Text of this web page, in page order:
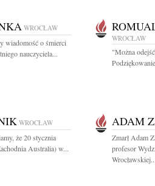
WROCŁAW
wiadomość o śmierci
nauczyciela...
WROCŁAW
"Można
WROCŁAW
że 20 stycznia
Australia) w...
ADAM
Zmarł Adam
profesor